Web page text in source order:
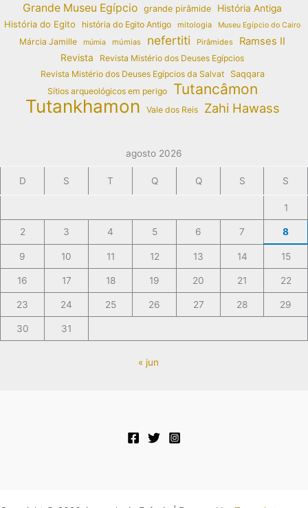
Grande Museu Egípcio grande pirâmide
História Antiga
História do Egito
história do Egito Antigo mitologia Museu Egípcio do Cairo
Márcia Jamille múmia múmias nefertiti Pirâmides Ramses II
Revista
Revista Mistério dos Deuses Egípcios
Revista Mistério dos Deuses Egípcios da Salvat
Saqqara
Sítios arqueológicos em perigo
Tutancâmon
Tutankhamon Vale dos Reis Zahi Hawass
agosto 2026
D S T Q Q S S
1
2 3 4 5 6 7 8
9 10 11 12 13 14 15
16 17 18 19 20 21 22
23 24 25 26 27 28 29
30 31
« jun